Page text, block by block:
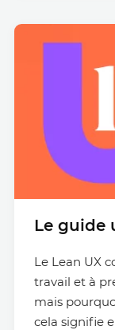
Le guide
Le Lean UX
travail et à
mais
cela signifie